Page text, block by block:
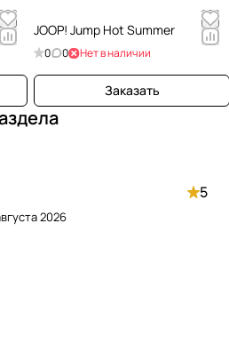
JOOP! Jump Hot Summer
0 0 Нет в наличии
Заказать
5
2026